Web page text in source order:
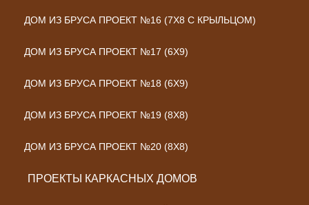
ДОМ ИЗ БРУСА ПРОЕКТ №16 (7Х8 С КРЫЛЬЦОМ)
ДОМ ИЗ БРУСА ПРОЕКТ №17 (6Х9)
ДОМ ИЗ БРУСА ПРОЕКТ №18 (6Х9)
ДОМ ИЗ БРУСА ПРОЕКТ №19 (8Х8)
ДОМ ИЗ БРУСА ПРОЕКТ №20 (8Х8)
ПРОЕКТЫ КАРКАСНЫХ ДОМОВ